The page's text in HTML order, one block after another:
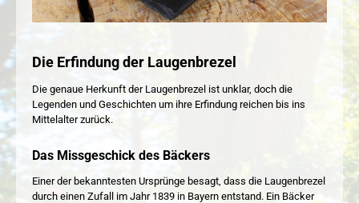
Die Erfindung der Laugenbrezel
Die genaue Herkunft der Laugenbrezel ist unklar, doch die
Legenden und Geschichten um ihre Erfindung reichen bis ins
Mittelalter zurück.
Das Missgeschick des Bäckers
Einer der bekanntesten Ursprünge besagt, dass die Laugenbrezel
durch einen Zufall im Jahr 1839 in Bayern entstand. Ein Bäcker